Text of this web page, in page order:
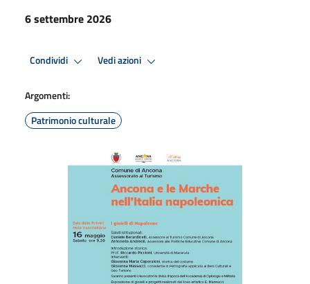
6 settembre 2026
Condividi Vedi azioni
Argomenti:
Patrimonio culturale